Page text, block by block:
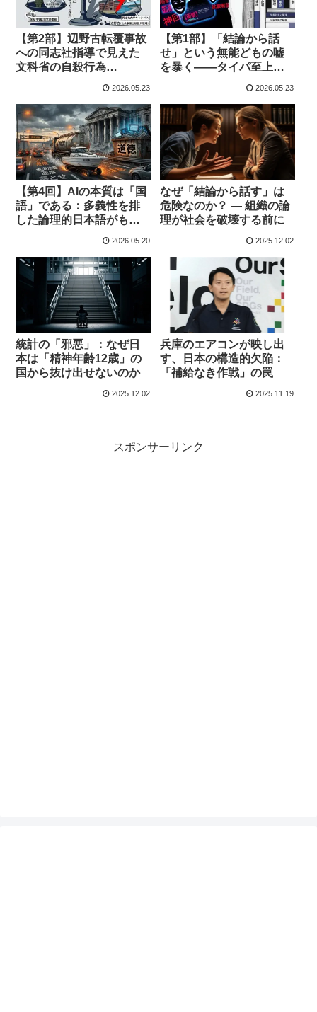
【第2部】辺野古転覆事故
への同志社指導で見えた
文科省の自殺行為
錯覚した役人どもが自ら
ハメた政治的色彩の罠
2026.05.23
【第1部】「結論から話
せ」という無能どもの嘘
を暴く――タイパ至上主
の人間を全員殺せば早
い」という効率の狂気
2026.05.23
【第4回】AIの本質は「国
語」である：多義性を排
した論理的日本語がもた
2026.05.20
なぜ「結論から話す」は
危険なのか？ — 組織の論
理が社会を破壊する前に
2025.12.02
統計の「邪悪」：なぜ日
本は「精神年齢12歳」の
国から抜け出せないのか
2025.12.02
兵庫のエアコンが映し出
す、日本の構造的欠陥：
「補給なき作戦」の罠
2025.11.19
スポンサーリンク